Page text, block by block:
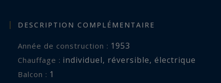
DESCRIPTION COMPLÉMENTAIRE
Année de construction : 1953
Chauffage : individuel, réversible, électrique
balcon : 1